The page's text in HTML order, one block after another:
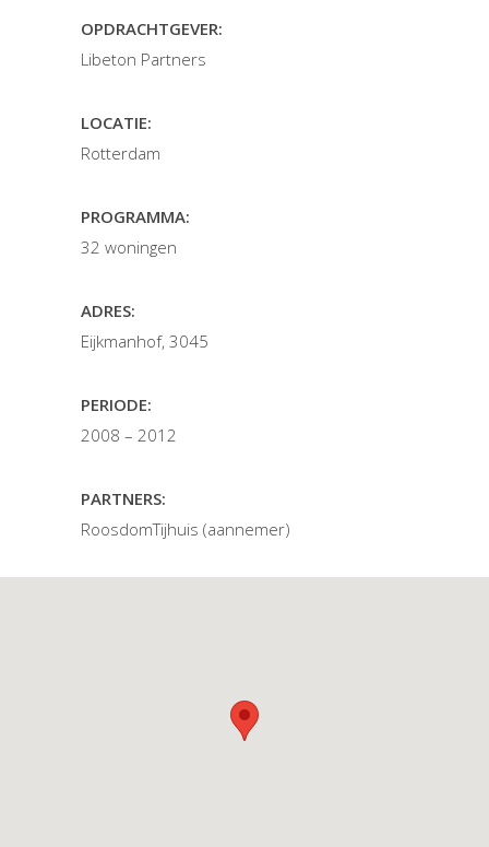
OPDRACHTGEVER:
Libeton Partners
LOCATIE:
Rotterdam
PROGRAMMA:
32 woningen
ADRES:
Eijkmanhof, 3045
PERIODE:
2008 – 2012
PARTNERS:
RoosdomTijhuis (aannemer)